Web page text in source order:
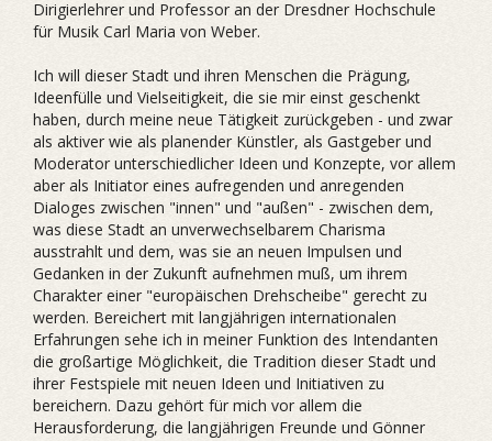
Dirigierlehrer und Professor an der Dresdner Hochschule
für Musik Carl Maria von Weber.
Ich will dieser Stadt und ihren Menschen die Prägung,
Ideenfülle und Vielseitigkeit, die sie mir einst geschenkt
haben, durch meine neue Tätigkeit zurückgeben - und zwar
als aktiver wie als planender Künstler, als Gastgeber und
Moderator unterschiedlicher Ideen und Konzepte, vor allem
aber als Initiator eines aufregenden und anregenden
Dialoges zwischen "innen" und "außen" - zwischen dem,
was diese Stadt an unverwechselbarem Charisma
ausstrahlt und dem, was sie an neuen Impulsen und
Gedanken in der Zukunft aufnehmen muß, um ihrem
Charakter einer "europäischen Drehscheibe" gerecht zu
werden. Bereichert mit langjährigen internationalen
Erfahrungen sehe ich in meiner Funktion des Intendanten
die großartige Möglichkeit, die Tradition dieser Stadt und
ihrer Festspiele mit neuen Ideen und Initiativen zu
bereichern. Dazu gehört für mich vor allem die
Herausforderung, die langjährigen Freunde und Gönner